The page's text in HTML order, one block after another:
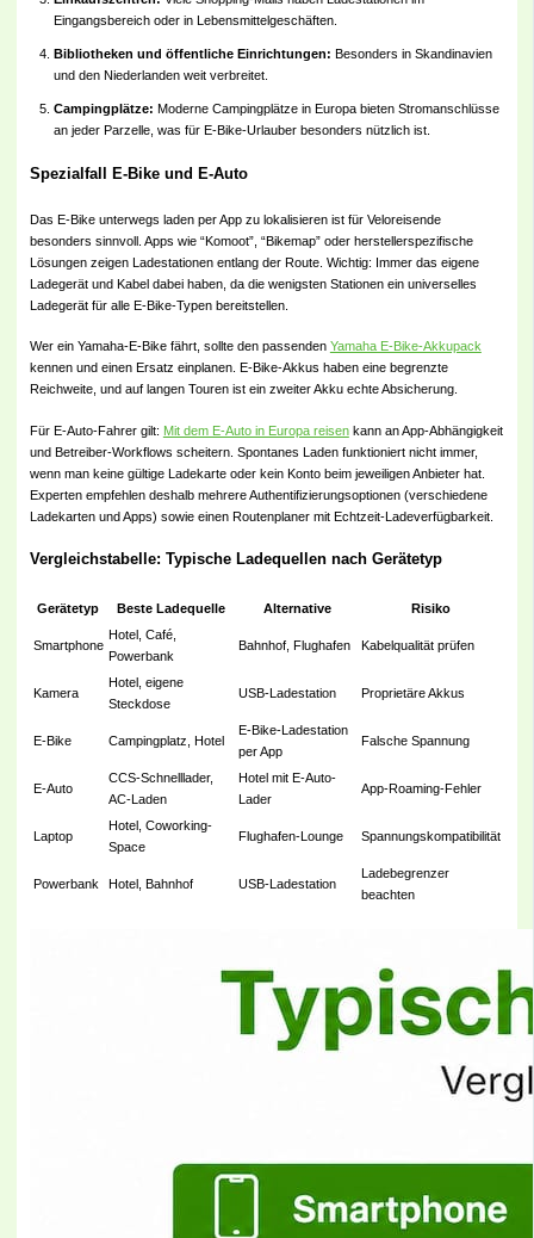
Eingangsbereich oder in Lebensmittelgeschäften.
Bibliotheken und öffentliche Einrichtungen: Besonders in Skandinavien
und den Niederlanden weit verbreitet.
Campingplätze: Moderne Campingplätze in Europa bieten Stromanschlüsse
an jeder Parzelle, was für E-Bike-Urlauber besonders nützlich ist.
Spezialfall E-Bike und E-Auto
Das E-Bike unterwegs laden per App zu lokalisieren ist für Veloreisende
besonders sinnvoll. Apps wie “Komoot”, “Bikemap” oder herstellerspezifische
Lösungen zeigen Ladestationen entlang der Route. Wichtig: Immer das eigene
Ladegerät und Kabel dabei haben, da die wenigsten Stationen ein universelles
Ladegerät für alle E-Bike-Typen bereitstellen.
Wer ein Yamaha-E-Bike fährt, sollte den passenden Yamaha E-Bike-Akkupack
kennen und einen Ersatz einplanen. E-Bike-Akkus haben eine begrenzte
Reichweite, und auf langen Touren ist ein zweiter Akku echte Absicherung.
Für E-Auto-Fahrer gilt: Mit dem E-Auto in Europa reisenkann an App-Abhängigkeit
und Betreiber-Workflows scheitern. Spontanes Laden funktioniert nicht immer,
wenn man keine gültige Ladekarte oder kein Konto beim jeweiligen Anbieter hat.
Experten empfehlen deshalb mehrere Authentifizierungsoptionen (verschiedene
Ladekarten und Apps) sowie einen Routenplaner mit Echtzeit-Ladeverfügbarkeit.
Vergleichstabelle: Typische Ladequellen nach Gerätetyp
Gerätetyp Beste Ladequelle Alternative Risiko
Smartphone
Hotel, Café,
Powerbank
Bahnhof, Flughafen Kabelqualität prüfen
Kamera
Hotel, eigene
Steckdose
USB-Ladestation Proprietäre Akkus
E-Bike Campingplatz, Hotel
E-Bike-Ladestation
per App
Falsche Spannung
E-Auto
CCS-Schnelllader,
AC-Laden
Hotel mit E-Auto-
Lader
App-Roaming-Fehler
Laptop
Hotel, Coworking-
Space
Flughafen-Lounge Spannungskompatibilität
Powerbank Hotel, Bahnhof USB-Ladestation
Ladebegrenzer
beachten